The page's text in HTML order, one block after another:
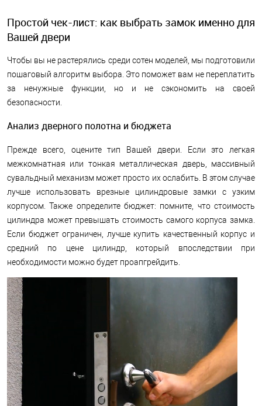
Простой чек-лист: как выбрать замок именно для
Вашей двери
Чтобы вы не растерялись среди сотен моделей, мы подготовили
пошаговый алгоритм выбора. Это поможет вам не переплатить
за ненужные функции, но и не сэкономить на своей
безопасности.
Анализ дверного полотна и бюджета
Прежде всего, оцените тип Вашей двери. Если это легкая
межкомнатная или тонкая металлическая дверь, массивный
сувальдный механизм может просто их ослабить. В этом случае
лучше использовать врезные цилиндровые замки с узким
корпусом. Также определите бюджет: помните, что стоимость
цилиндра может превышать стоимость самого корпуса замка.
Если бюджет ограничен, лучше купить качественный корпус и
средний по цене цилиндр, который впоследствии при
необходимости можно будет проапгрейдить.